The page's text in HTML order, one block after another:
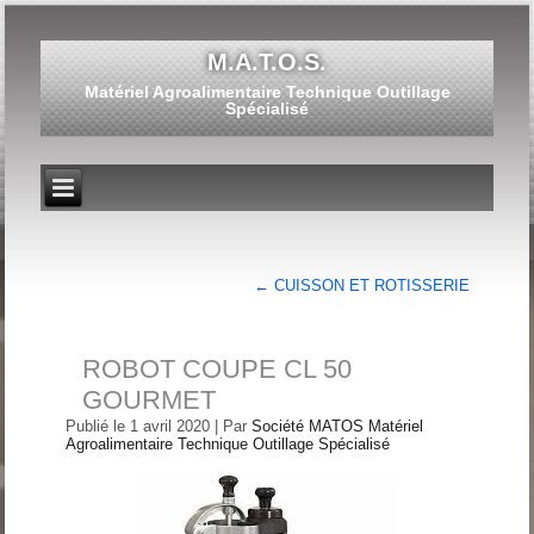
M.A.T.O.S.
Matériel Agroalimentaire Technique Outillage
Spécialisé
← CUISSON ET ROTISSERIE
ROBOT COUPE CL 50
GOURMET
Publié le 1 avril 2020 Par Société MATOS Matériel
Agroalimentaire Technique Outillage Spécialisé